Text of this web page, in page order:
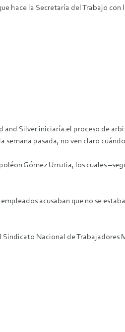
hace la Secretaría del Trabajo con
and Silver iniciaría el proceso de
pasada, no ven claro
Gómez Urrutia, los cuales
acusaban que no se
Nacional de Trabajadores